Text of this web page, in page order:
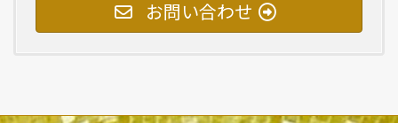
お問い合わせ